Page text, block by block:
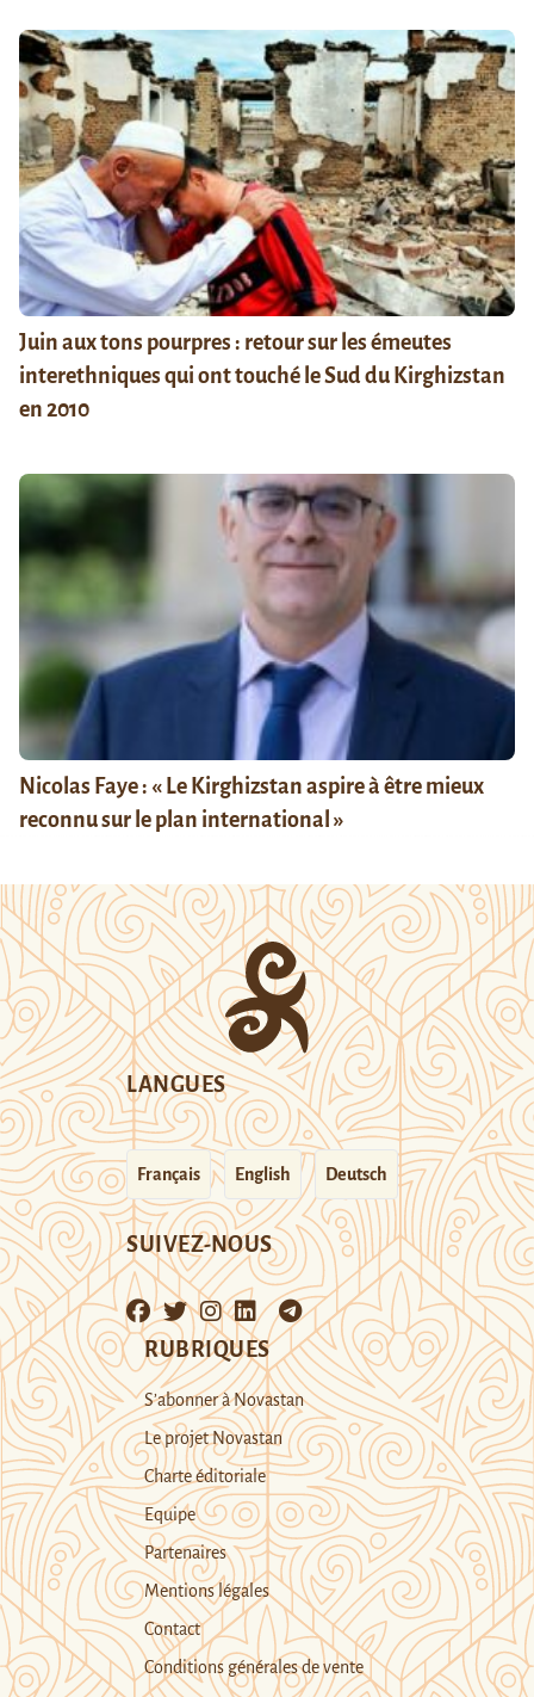
Juin aux tons pourpres : retour sur les émeutes
interethniques qui ont touché le Sud du Kirghizstan
en 2010
Nicolas Faye : « Le Kirghizstan aspire à être mieux
reconnu sur le plan international »
LANGUES
Français English Deutsch
SUIVEZ-NOUS
RUBRIQUES
S’abonner à Novastan
Le projet Novastan
Charte éditoriale
Equipe
Partenaires
Mentions légales
Contact
Conditions générales de vente